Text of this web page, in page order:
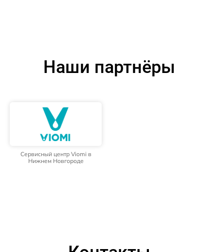
Наши партнёры
Сервисный центр Viomi в
Нижнем Новгороде